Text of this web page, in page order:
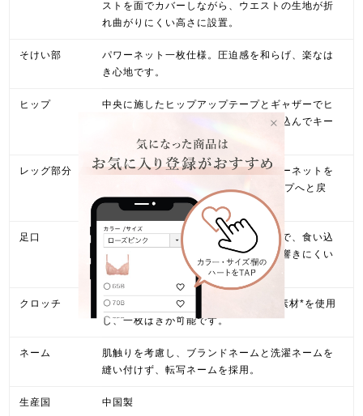
ストを面でカバーしながら、ウエストの生地が折
れ曲がりにくい高さに設置。
そけい部
パワーネット一枚仕様。圧迫感を和らげ、楽なは
き心地です。
ヒップ
中央に施したヒップアップテープとギャザーでヒ
ップを引き上げ、おしりの丸みを包み込んでキー
プします。
レッグ部分
薄手でフィット感と補整力の高いパワーネットを
使用。 太もも部分に流れたお肉をヒップへと戻
し、内ももをすっきり整えます。
足口
生地端を使用したフラットなヘム仕様で、食い込
みや段差を軽減するため、アウターに響きにくい
です。
クロッチ
肌側は、肌触りの優しい綿100%天竺素材*を使用
し、一枚ばきが可能です。
ネーム
肌触りを考慮し、ブランドネームと洗濯ネームを
縫い付けず、転写ネームを採用。
生産国 中国製